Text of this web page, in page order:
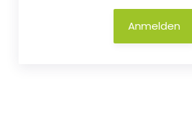
Anmelden